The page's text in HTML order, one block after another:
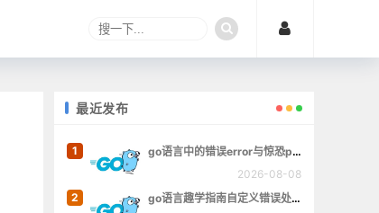
最近发布
1
go语言中的错误error与惊恐panic
2026-08-08
2
go语言趣学指南自定义错误处理章的完整例子